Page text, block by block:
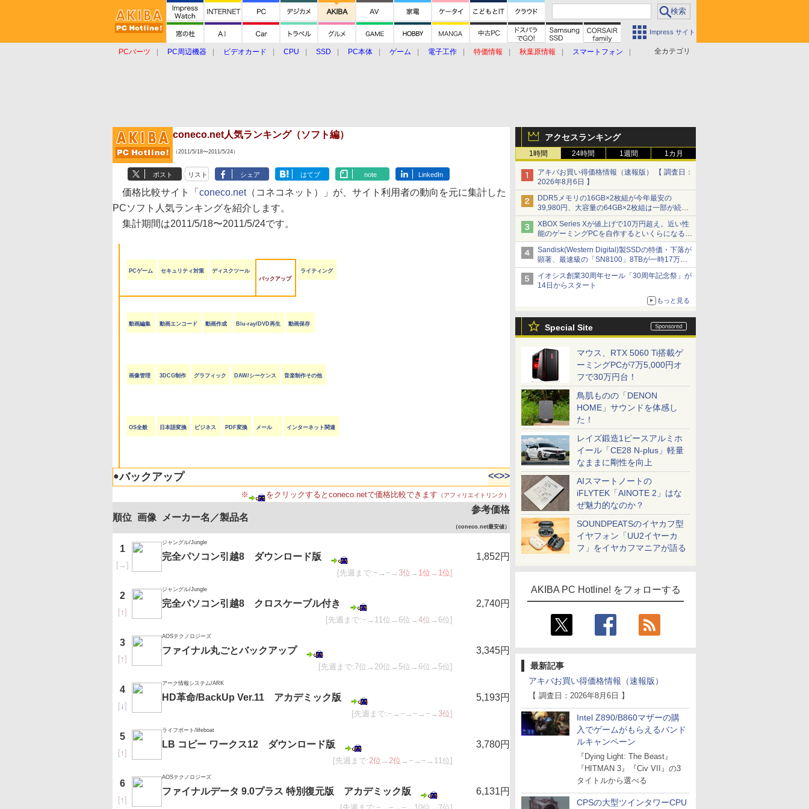
Impress サイト
全カテゴリ
PCパーツ PC周辺機器 ビデオカード CPU SSD PC本体 ゲーム 電子工作 特価情報 秋葉原情報
スマートフォン
アクセスランキング
1時間 24時間 1週間 1カ月
アキバお買い得価格情報（速報版） 【 調査日：
2026年8月6日 】
DDR5メモリの16GB×2枚組が今年最安の
39,980円、大容量の64GB×2枚組は一部が続騰
[8月前半のメモリ価格]
XBOX Series Xが値上げで10万円超え。近い性
能のゲーミングPCを自作するといくらになる？
【石田賀津男の『酒の肴にPCゲーム』】
Sandisk(Western Digital)製SSDの特価・下落が
顕著、最速級の「SN8100」8TBが一時17万円
割れ [8月前半のSSD価格]
イオシス創業30周年セール「30周年記念祭」が
14日からスタート
もっと見る
Special Site
マウス、RTX 5060 Ti搭載ゲ
ーミングPCが7万5,000円オ
フで30万円台！
鳥肌ものの「DENON
HOME」サウンドを体感し
た！
レイズ鍛造1ピースアルミホ
イール「CE28 N-plus」軽量
なままに剛性を向上
AIスマートノートの
iFLYTEK「AINOTE 2」はな
ぜ魅力的なのか？
SOUNDPEATSのイヤカフ型
イヤフォン「UU2イヤーカ
フ」をイヤカフマニアが語る
AKIBA PC Hotline! をフォローする
最新記事
アキバお買い得価格情報（速報版）
【 調査日：2026年8月6日 】
Intel Z890/B860マザーの購
入でゲームがもらえるバンド
ルキャンペーン
『Dying Light: The Beast』
『HITMAN 3』『Civ VII』の3
タイトルから選べる
CPSの大型ツインタワーCPU
coneco.net人気ランキング（ソフト編）
（2011/5/18〜2011/5/24）
ポスト リスト シェア はてブ note LinkedIn
価格比較サイト「 coneco.net（コネコネット）」が、サイト利用者の動向を元に集計した
PCソフト人気ランキングを紹介します。
集計期間は2011/5/18〜2011/5/24です。
PCゲーム セキュリティ対策
ディスクツール
バックアップ
ライティング
動画編集 動画エンコード 動画作成 Blu-ray/DVD再生 動画保存
画像管理 3DCG制作 グラフィック DAW/シーケンス 音楽制作その他
OS全般 日本語変換 ビジネス PDF変換 メール インターネット関連
●バックアップ <<>>
※ をクリックするとconeco.netで価格比較できます （アフィリエイトリンク）
順位 画像 メーカー名／製品名
参考価格
（coneco.net最安値）
1
[→ ]
ジャングル/Jungle
完全パソコン引越8 ダウンロード版
[先週まで:−→−→ 3位 → 1位 → 1位]
1,852円
2
[↑]
ジャングル/Jungle
完全パソコン引越8 クロスケーブル付き
[先週まで:−→11位→6位→ 4位 →6位]
2,740円
3
[↑]
AOSテクノロジーズ
ファイナル丸ごとバックアップ
[先週まで:7位→20位→5位→6位→5位]
3,345円
4
[↓]
アーク情報システム/ARK
HD革命/BackUp Ver.11 アカデミック版
[先週まで:−→−→−→−→ 3位]
5,193円
5
[↑]
ライフボート/lifeboat
LB コピー ワークス12 ダウンロード版
[先週まで:2位 → 2位 →−→−→11位]
3,780円
6
[↑]
AOSテクノロジーズ
ファイナルデータ 9.0プラス 特別復元版 アカデミック版 6,131円